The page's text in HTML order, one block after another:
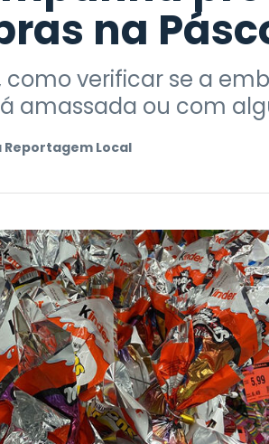
na
como verificar se a
amassada ou com
Reportagem Local